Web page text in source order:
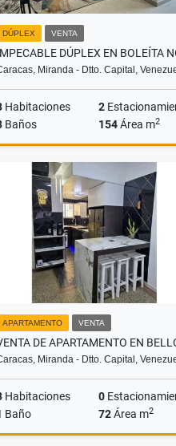
DÚPLEX VENTA
Miranda - Dtto. Capital,
Habitaciones 2
Baños 154Área m2
US$210,000
APARTAMENTO VENTA
Miranda - Dtto. Capital,
Habitaciones 0
Baño 72Área m2